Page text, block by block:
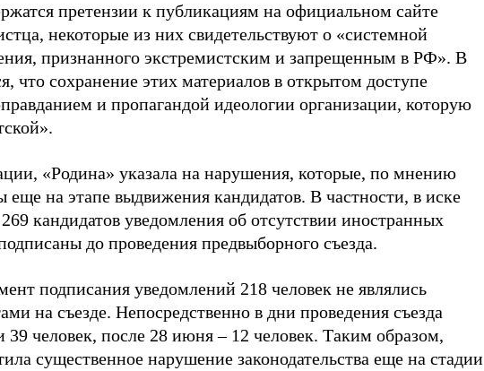
претензии к публикациям на официальном сайте
некоторые из них свидетельствуют о «системной
признанного экстремистским и запрещенным в РФ». В
что сохранение этих материалов в открытом доступе
и пропагандой идеологии организации, которую
«Родина» указала на нарушения, которые, по мнению
на этапе выдвижения кандидатов. В частности, в иске
кандидатов уведомления об отсутствии иностранных
до проведения предвыборного съезда.
подписания уведомлений 218 человек не являлись
на съезде. Непосредственно в дни проведения съезда
39 человек, после 28 июня – 12 человек. Таким образом,
существенное нарушение законодательства еще на стадии